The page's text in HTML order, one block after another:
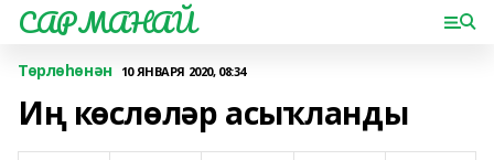
САРМАНАЙ
Төрлөһөнән 10 ЯНВАРЯ 2020, 08:34
Иң көслөләр асыҡланды